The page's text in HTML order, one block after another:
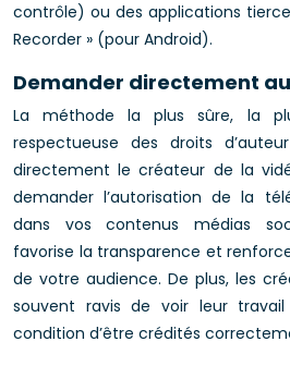
contrôle) ou des applications
Recorder » (pour Android).
Demander directement
La méthode la plus sûre, la
respectueuse des droits
directement le créateur de la
demander l’autorisation de la
dans vos contenus médias
favorise la transparence et
de votre audience. De plus, les
souvent ravis de voir leur
condition d’être crédités